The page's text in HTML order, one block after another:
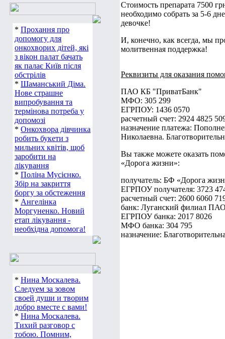
* Прохання про
допомогу для
онкохворих дітей, які
з вікон палат бачать
як палає Київ після
обстрілів
* Шаманський Діма.
Нове страшне
випробування та
термінова потреба у
допомозі
* Онкохвора дівчинка
робить букети з
мильних квітів, щоб
заробити на
лікування
* Поліна Мусієнко.
Збір на закриття
боргу за обстеження
* Ангелінка
Моргуненко. Новий
етап лікування -
необхідна допомога!
* Нина Москалева.
Следуем за зовом
своей души и творим
добро вместе с вами!
* Нина Москалева.
Тихий разговор с
тобою. Помним,
Стоимость препарата 7500
необходимо собрать за 5-6
девочке!
И, конечно, как всегда, мы
молитвенная поддержка!
Реквизиты для оказания
ПАО КБ "ПриватБанк"
МФО: 305 299
ЕГРПОУ: 1436 0570
расчетный счет: 2924 4825
назначение платежа:
Николаевна.
Вы также можете оказать
«Дорога жизни»:
получатель: БФ «Дорога
ЕГРПОУ получателя: 3723
расчетный счет: 2600 6060
банк: Луганский филиал
ЕГРПОУ банка: 2017 8026
МФО банка: 304 795
назначение: